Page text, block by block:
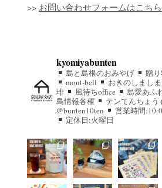
>> お問い合わせフォームはこちら
kyomiyabunten
島と島根のおみやげ 贈
mont-bell
おきのしまし
琲
風待ちoffice
島愛あふ
島情報各種
テンてんちょう
@bunten10ten
営業時間
定休日:火曜日